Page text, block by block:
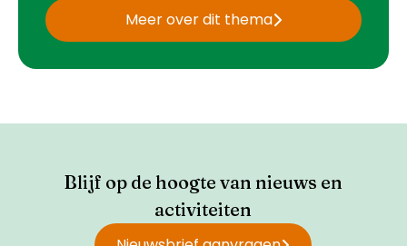
verantwoord te beleggen dragen zij
bij aan het tegengaan van
milieuschade. Daarnaast investeren
verzekeraars in (innovatieve) bedrijven
die bijdragen aan het oplossen van
Meer over dit thema
Blijf op de hoogte van nieuws en
activiteiten